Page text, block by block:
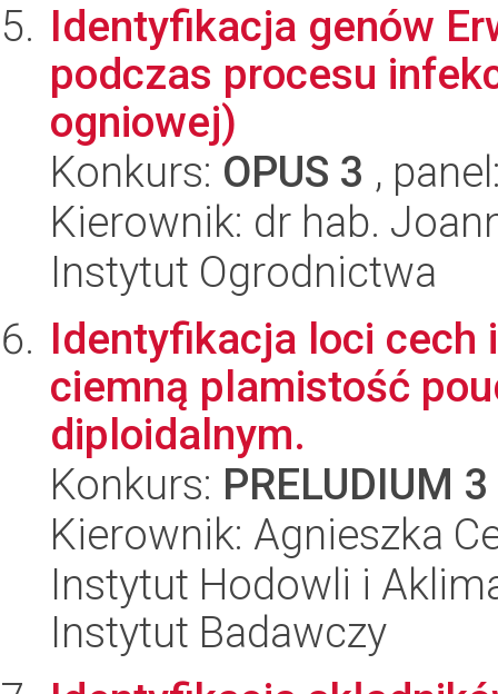
Identyfikacja genów
podczas procesu
ogniowej)
Konkurs: OPUS 3 ,
Kierownik: dr hab.
Instytut Ogrodnictwa
Identyfikacja loci cech
ciemną plamistość
diploidalnym.
Konkurs: PRELUDIUM 3
Kierownik: Agnieszka
Instytut Hodowli i
Instytut Badawczy